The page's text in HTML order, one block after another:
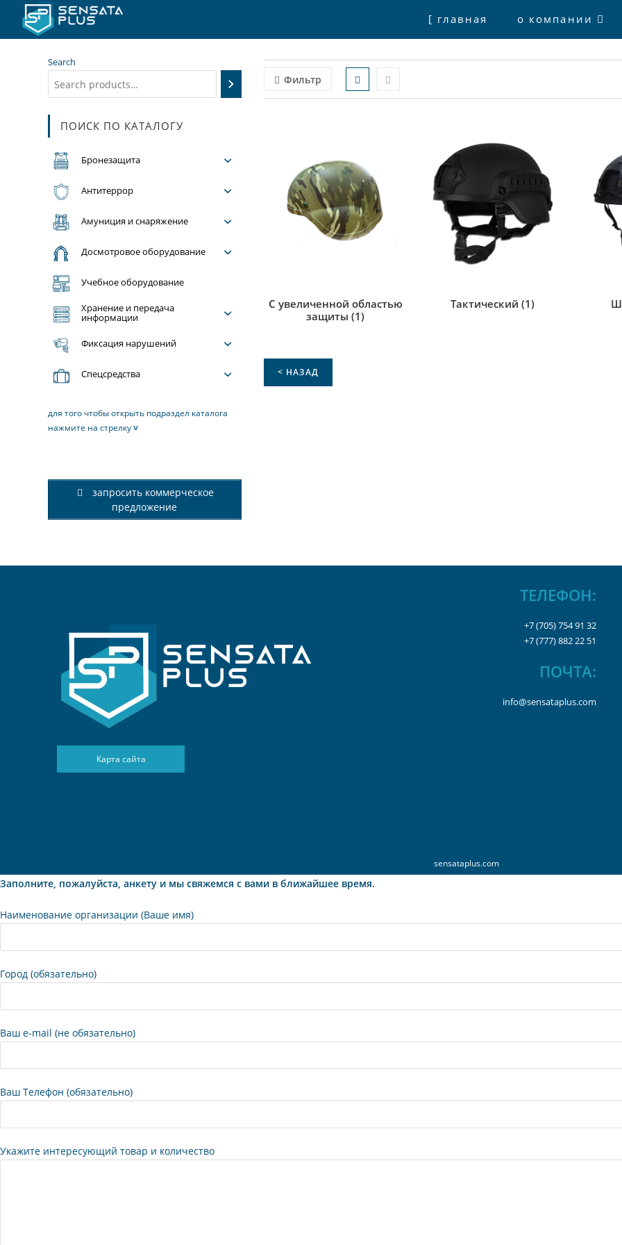
Перейти
содержимому
[ главная о компании
Search
ПОИСК ПО КАТАЛОГУ
Бронезащита
Антитеррор
Амуниция и снаряжение
Досмотровое оборудование
Учебное оборудование
Хранение и передача
информации
Фиксация нарушений
Спецсредства
для того чтобы открыть подраздел каталога
нажмите на стрелку˅
запросить коммерческое
предложение
Фильтр
С увеличенной областью
защиты (1)
Тактический(1)
Карта сайта
ТЕЛЕФОН:
+7 (705) 754 91 32
+7 (777) 882 22 51
ПОЧТА:
info@sensataplus.com
sensataplus.com
Заполните, пожалуйста, анкету и мы свяжемся с вами в ближайшее время.
Наименование организации (Ваше имя)
Город (обязательно)
Ваш e-mail (не обязательно)
Ваш Телефон (обязательно)
Укажите интересующий товар и количество